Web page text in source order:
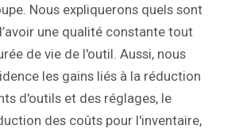
Nous expliquerons quels sont
une qualité constante tout
de vie de l'outil. Aussi, nous
les gains liés à la réduction
d'outils et des réglages, le
des coûts pour l'inventaire,